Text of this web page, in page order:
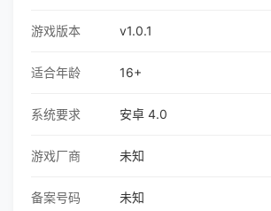
游戏版本 v1.0.1
适合年龄 16+
系统要求 安卓 4.0
游戏厂商 未知
备案号码 未知